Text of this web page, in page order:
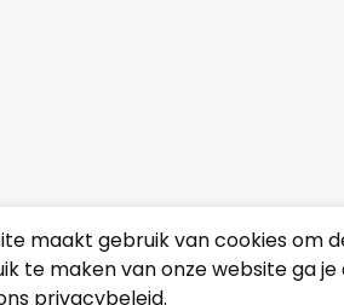
Onze
maakt gebruik van cookies om
te maken van onze website ga
privacybeleid.